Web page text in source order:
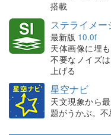
搭載
ステライメー
最新版 10.0f
天体画像に埋
不要なノイズ
上げる
星空ナビ
天文現象から
題がうかぶ。